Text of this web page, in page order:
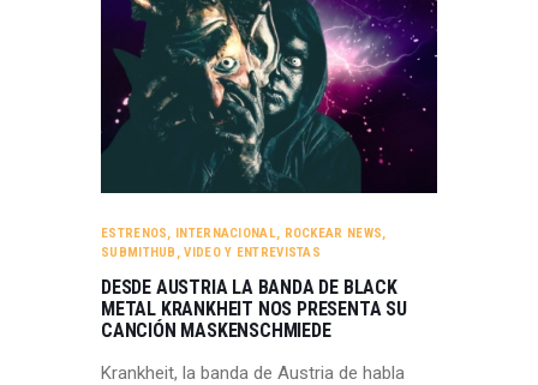
ESTRENOS, INTERNACIONAL, ROCKEAR NEWS,
SUBMITHUB ,VIDEO Y ENTREVISTAS
DESDE AUSTRIA LA BANDA DE BLACK
METAL KRANKHEIT NOS PRESENTA SU
CANCIÓN MASKENSCHMIEDE
Krankheit, la banda de Austria de habla